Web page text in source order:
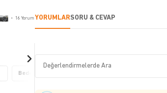
• 16 Yorum
Beden Bilgisi (5)
YORUMLARSORU & CEVAP